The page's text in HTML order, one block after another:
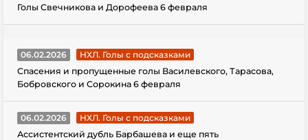
Голы Свечникова и Дорофеева 6 февраля
06.02.2026
НХЛ. Голы с подсказками
Спасения и пропущенные голы Василевского, Тарасова,
Бобровского и Сорокина 6 февраля
06.02.2026
НХЛ. Голы с подсказками
Ассистентский дубль Барбашева и еще пять